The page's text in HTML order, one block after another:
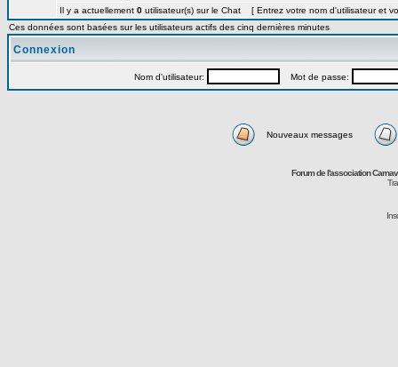
Il y a actuellement 0 utilisateur(s) sur le Chat [ Entrez votre nom d'utilisateur et
Ces données sont basées sur les utilisateurs actifs des cinq dernières minutes
Connexion
Nom d'utilisateur: Mot de passe:
Nouveaux messages
Forum de l'association